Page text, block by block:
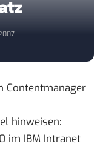
Contentmanager
hinweisen:
im IBM Intranet